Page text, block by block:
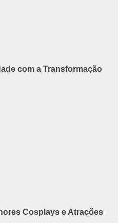
com a Transformação
Cosplays e Atrações